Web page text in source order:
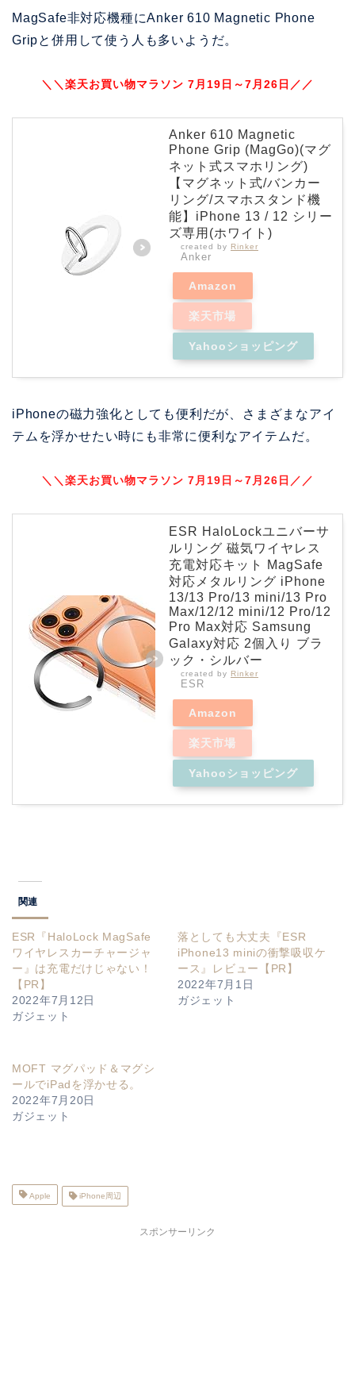
MagSafe非対応機種にAnker 610 Magnetic Phone
Gripと併用して使う人も多いようだ。
＼＼楽天お買い物マラソン 7月19日～7月26日／／
Anker 610 Magnetic
Phone Grip (MagGo)(マグ
ネット式スマホリング)
【マグネット式/バンカー
リング/スマホスタンド機
能】iPhone 13 / 12 シリー
ズ専用(ホワイト)
created by Rinker
Anker
Amazon
楽天市場
Yahooショッピング
iPhoneの磁力強化としても便利だが、さまざまなアイ
テムを浮かせたい時にも非常に便利なアイテムだ。
＼＼楽天お買い物マラソン 7月19日～7月26日／／
ESR HaloLockユニバーサ
ルリング 磁気ワイヤレス
充電対応キット MagSafe
対応メタルリング iPhone
13/13 Pro/13 mini/13 Pro
Max/12/12 mini/12 Pro/12
Pro Max対応 Samsung
Galaxy対応 2個入り ブラ
ック・シルバー
created by Rinker
ESR
Amazon
楽天市場
Yahooショッピング
関連
ESR『HaloLock MagSafe
ワイヤレスカーチャージャ
ー』は充電だけじゃない！
【PR】
2022年7月12日
ガジェット
落としても大丈夫『ESR
iPhone13 miniの衝撃吸収ケ
ース』レビュー【PR】
2022年7月1日
ガジェット
MOFT マグパッド＆マグシ
ールでiPadを浮かせる。
2022年7月20日
ガジェット
Apple iPhone周辺
スポンサーリンク